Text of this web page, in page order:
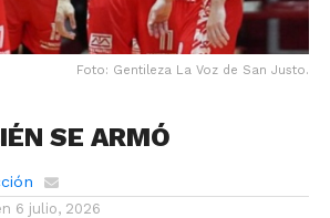
Foto: Gentileza La Voz de San Justo.
SE ARMÓ
6 julio, 2026